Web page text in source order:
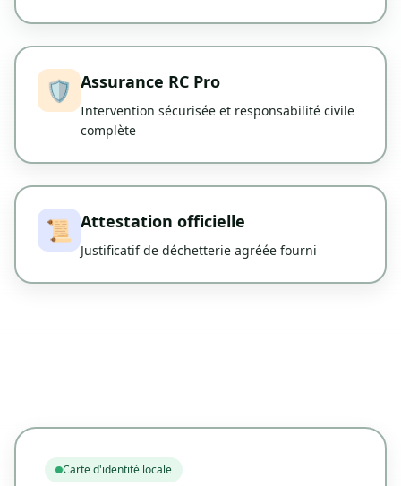
🛡️ Assurance RC Pro
Intervention sécurisée et responsabilité civile
complète
📜 Attestation officielle
Justificatif de déchetterie agréée fourni
Carte d'identité locale